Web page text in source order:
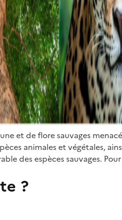
et de flore sauvages
animales et végétales,
des espèces sauvages.
?